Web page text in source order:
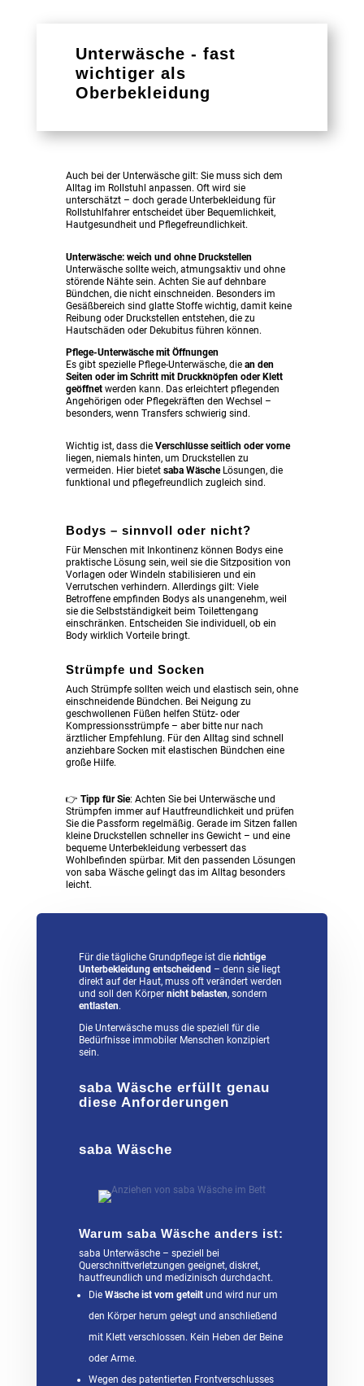
Unterwäsche - fast
wichtiger als
Oberbekleidung
Auch bei der Unterwäsche gilt: Sie muss sich dem
Alltag im Rollstuhl anpassen. Oft wird sie
unterschätzt – doch gerade Unterbekleidung für
Rollstuhlfahrer entscheidet über Bequemlichkeit,
Hautgesundheit und Pflegefreundlichkeit.
Unterwäsche: weich und ohne Druckstellen
Unterwäsche sollte weich, atmungsaktiv und ohne
störende Nähte sein. Achten Sie auf dehnbare
Bündchen, die nicht einschneiden. Besonders im
Gesäßbereich sind glatte Stoffe wichtig, damit keine
Reibung oder Druckstellen entstehen, die zu
Hautschäden oder Dekubitus führen können.
Pflege-Unterwäsche mit Öffnungen
Es gibt spezielle Pflege-Unterwäsche, diean den
Seiten oder im Schritt mit Druckknöpfen oder Klett
geöffnetwerden kann. Das erleichtert pflegenden
Angehörigen oder Pflegekräften den Wechsel –
besonders, wenn Transfers schwierig sind.
Wichtig ist, dass die Verschlüsse seitlich oder vorne
liegen, niemals hinten, um Druckstellen zu
vermeiden. Hier bietet saba WäscheLösungen, die
funktional und pflegefreundlich zugleich sind.
Bodys – sinnvoll oder nicht?
Für Menschen mit Inkontinenz können Bodys eine
praktische Lösung sein, weil sie die Sitzposition von
Vorlagen oder Windeln stabilisieren und ein
Verrutschen verhindern. Allerdings gilt: Viele
Betroffene empfinden Bodys als unangenehm, weil
sie die Selbstständigkeit beim Toilettengang
einschränken. Entscheiden Sie individuell, ob ein
Body wirklich Vorteile bringt.
Strümpfe und Socken
Auch Strümpfe sollten weich und elastisch sein, ohne
einschneidende Bündchen. Bei Neigung zu
geschwollenen Füßen helfen Stütz- oder
Kompressionsstrümpfe – aber bitte nur nach
ärztlicher Empfehlung. Für den Alltag sind schnell
anziehbare Socken mit elastischen Bündchen eine
große Hilfe.
👉 Tipp für Sie: Achten Sie bei Unterwäsche und
Strümpfen immer auf Hautfreundlichkeit und prüfen
Sie die Passform regelmäßig. Gerade im Sitzen fallen
kleine Druckstellen schneller ins Gewicht – und eine
bequeme Unterbekleidung verbessert das
Wohlbefinden spürbar. Mit den passenden Lösungen
von saba Wäsche gelingt das im Alltag besonders
leicht.
Für die tägliche Grundpflege ist die richtige
Unterbekleidung entscheidend – denn sie liegt
direkt auf der Haut, muss oft verändert werden
und soll den Körper nicht belasten, sondern
entlasten.
Die Unterwäsche muss die speziell für die
Bedürfnisse immobiler Menschen konzipiert
sein.
saba Wäsche erfüllt genau
diese Anforderungen
saba Wäsche
Warum saba Wäsche anders ist:
saba Unterwäsche – speziell bei
Querschnittverletzungen geeignet, diskret,
hautfreundlich und medizinisch durchdacht.
Die Wäsche ist vorn geteiltund wird nur um
den Körper herum gelegt und anschließend
mit Klett verschlossen. Kein Heben der Beine
oder Arme.
Wegen des patentierten Frontverschlusses